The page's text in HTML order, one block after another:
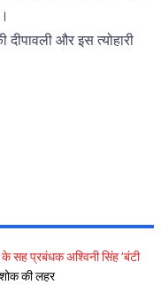
और इस त्योहारी
के सह प्रबंधक अश्विनी सिंह ‘बंटी
की लहर